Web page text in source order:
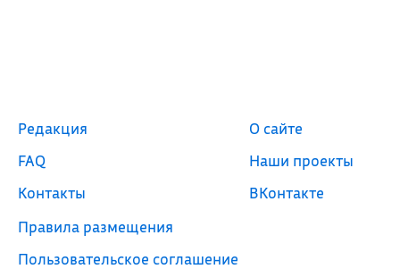
Редакция
FAQ
Контакты
Правила размещения
Пользовательское соглашение
О сайте
Наши проекты
ВКонтакте